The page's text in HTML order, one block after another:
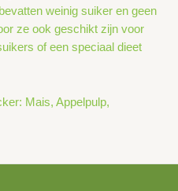
weinig suiker en geen
ze ook geschikt zijn voor
of een speciaal dieet
Mais, Appelpulp,